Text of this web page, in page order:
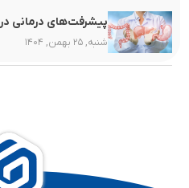
پیشرفت‌های درمانی
شنبه, ۲۵ بهمن, ۱۴۰۴